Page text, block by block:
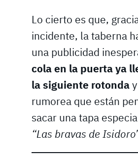
Lo cierto es que,
incidente, la taberna
una publicidad
cola en la puerta ya
la siguiente rotonda
rumorea que están
sacar una tapa
“Las bravas de